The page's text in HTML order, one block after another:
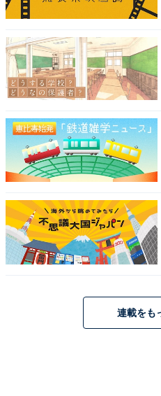
こちらもおすすめ
キング！ 2位「
【2025年調査】
連載をも